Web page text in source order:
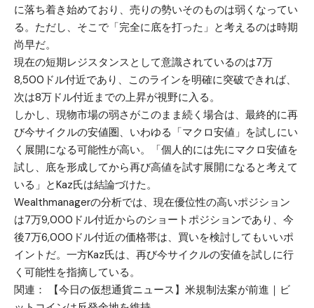
に落ち着き始めており、売りの勢いそのものは弱くなってい
る。ただし、そこで「完全に底を打った」と考えるのは時期
尚早だ。
現在の短期レジスタンスとして意識されているのは7万
8,500ドル付近であり、このラインを明確に突破できれば、
次は8万ドル付近までの上昇が視野に入る。
しかし、現物市場の弱さがこのまま続く場合は、最終的に再
び今サイクルの安値圏、いわゆる「マクロ安値」を試しにい
く展開になる可能性が高い。「個人的には先にマクロ安値を
試し、底を形成してから再び高値を試す展開になると考えて
いる」とKaz氏は結論づけた。
Wealthmanagerの分析では、現在優位性の高いポジション
は7万9,000ドル付近からのショートポジションであり、今
後7万6,000ドル付近の価格帯は、買いを検討してもいいポ
イントだ。一方Kaz氏は、再び今サイクルの安値を試しに行
く可能性を指摘している。
関連：
【今日の仮想通貨ニュース】米規制法案が前進｜ビ